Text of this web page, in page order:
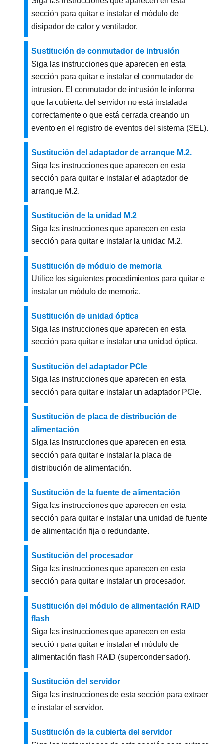
sección para quitar e instalar el módulo de
disipador de calor y ventilador.
Sustitución de conmutador de intrusión
Siga las instrucciones que aparecen en esta
sección para quitar e instalar el conmutador de
intrusión. El conmutador de intrusión le informa
que la cubierta del servidor no está instalada
correctamente o que está cerrada creando un
evento en el registro de eventos del sistema (SEL).
Sustitución del adaptador de arranque M.2.
Siga las instrucciones que aparecen en esta
sección para quitar e instalar el adaptador de
arranque M.2.
Sustitución de la unidad M.2
Siga las instrucciones que aparecen en esta
sección para quitar e instalar la unidad M.2.
Sustitución de módulo de memoria
Utilice los siguientes procedimientos para quitar e
instalar un módulo de memoria.
Sustitución de unidad óptica
Siga las instrucciones que aparecen en esta
sección para quitar e instalar una unidad óptica.
Sustitución del adaptador PCIe
Siga las instrucciones que aparecen en esta
sección para quitar e instalar un adaptador PCIe.
Sustitución de placa de distribución de
alimentación
Siga las instrucciones que aparecen en esta
sección para quitar e instalar la placa de
distribución de alimentación.
Sustitución de la fuente de alimentación
Siga las instrucciones que aparecen en esta
sección para quitar e instalar una unidad de fuente
de alimentación fija o redundante.
Sustitución del procesador
Siga las instrucciones que aparecen en esta
sección para quitar e instalar un procesador.
Sustitución del módulo de alimentación RAID
flash
Siga las instrucciones que aparecen en esta
sección para quitar e instalar el módulo de
alimentación flash RAID (supercondensador).
Sustitución del servidor
Siga las instrucciones de esta sección para extraer
e instalar el servidor.
Sustitución de la cubierta del servidor